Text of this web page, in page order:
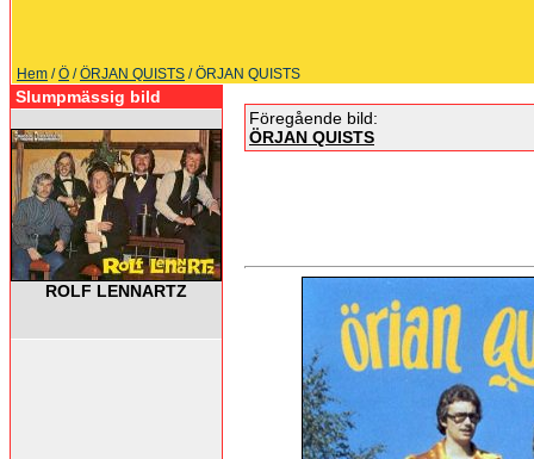
Hem /Ö /ÖRJAN QUISTS / ÖRJAN QUISTS
Slumpmässig bild
ROLF LENNARTZ
Föregående bild:
ÖRJAN QUISTS